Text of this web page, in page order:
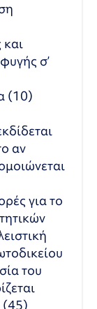
σ’
(10)
αν
για το
του
(45)